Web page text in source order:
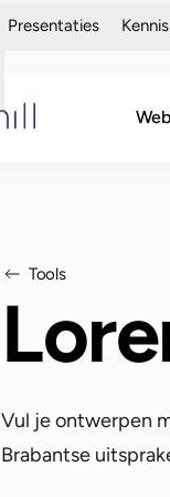
Presentaties
Tools
Vul je ontwerpen
Brabantse